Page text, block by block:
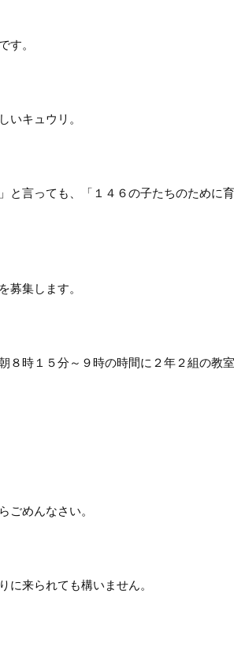
す。
いキュウリ。
と言っても、「１４６の子たちのために
募集します。
８時１５分～９時の時間に２年２組の教
ごめんなさい。
に来られても構いません。